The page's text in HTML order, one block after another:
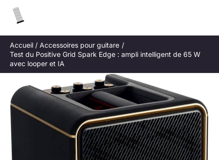
Accueil
Accessoires pour guitare
Test du Positive Grid Spark Edge : ampli intelligent de 65 W
avec looper et IA
h
e
r
h
e
r